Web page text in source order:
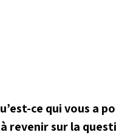
ce qui vous a
revenir sur la